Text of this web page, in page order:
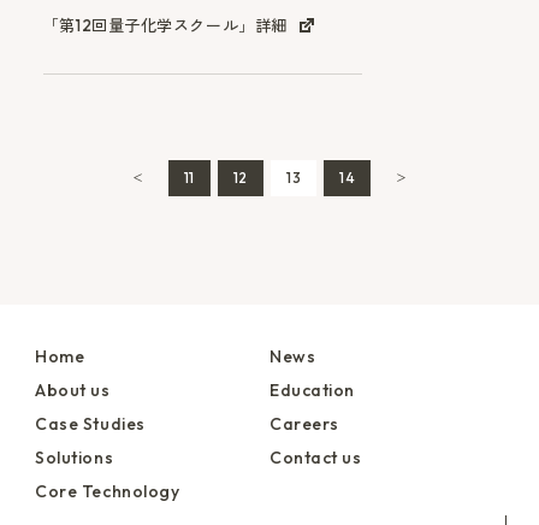
「第12回量子化学スクール」詳細
＜ 11 12 13 14 ＞
Home
About us
Case Studies
Solutions
Core Technology
News
Education
Careers
Contact us